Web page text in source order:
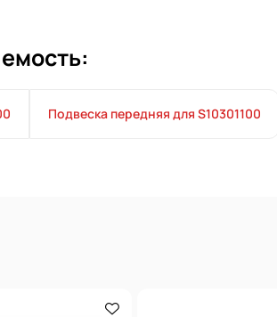
Подвеска передняя для S10301100